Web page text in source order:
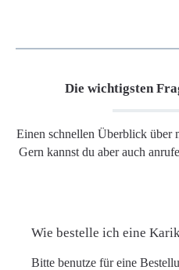
Die wichtigsten
Einen schnellen Überblick über
Gern kannst du aber auch
Wie bestelle ich eine
Bitte benutze für eine